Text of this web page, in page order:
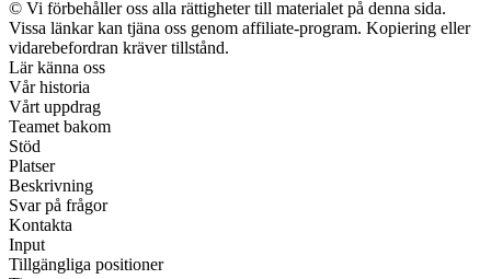
© Vi förbehåller oss alla rättigheter till materialet på denna sida.
Vissa länkar kan tjäna oss genom affiliate-program. Kopiering eller
vidarebefordran kräver tillstånd.
Lär känna oss
Vår historia
Vårt uppdrag
Teamet bakom
Stöd
Platser
Beskrivning
Svar på frågor
Kontakta
Input
Tillgängliga positioner